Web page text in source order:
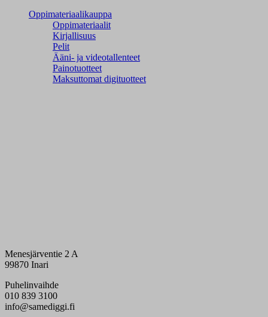
Oppimateriaalikauppa
Oppimateriaalit
Kirjallisuus
Pelit
Ääni- ja videotallenteet
Painotuotteet
Maksuttomat digituotteet
Menesjärventie 2 A
99870 Inari
Puhelinvaihde
010 839 3100
info@samediggi.fi